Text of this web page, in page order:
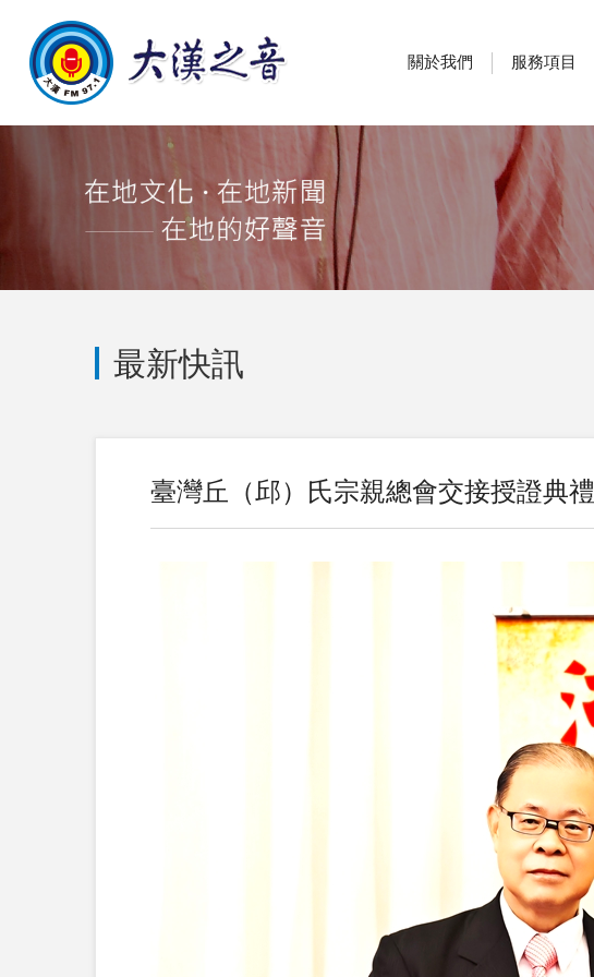
關於我們 服務項目
最新快訊
​​​​​​​臺灣丘（邱）氏宗親總會交接授證典禮